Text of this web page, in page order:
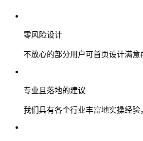
零风险设计
不放心的部分用户可首页设计满
专业且落地的建议
我们具有各个行业丰富地实操经